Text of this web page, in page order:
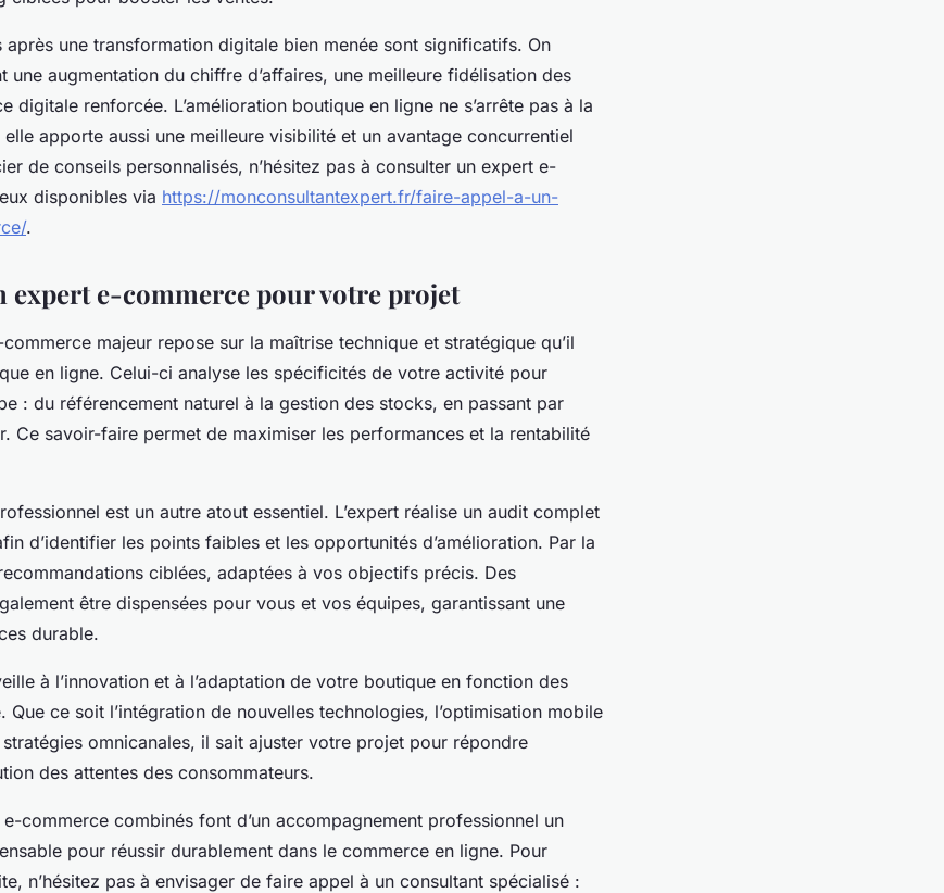
après une transformation digitale bien menée sont significatifs. On
une augmentation du chiffre d’affaires, une meilleure fidélisation des
digitale renforcée. L’amélioration boutique en ligne ne s’arrête pas à la
apporte aussi une meilleure visibilité et un avantage concurrentiel
de conseils personnalisés, n’hésitez pas à consulter un expert e-
disponibles via https://monconsultantexpert.fr/faire-appel-a-un-
.
expert e-commerce pour votre projet
majeur repose sur la maîtrise technique et stratégique qu’il
en ligne. Celui-ci analyse les spécificités de votre activité pour
: du référencement naturel à la gestion des stocks, en passant par
Ce savoir-faire permet de maximiser les performances et la rentabilité
est un autre atout essentiel. L’expert réalise un audit complet
d’identifier les points faibles et les opportunités d’amélioration. Par la
ciblées, adaptées à vos objectifs précis. Des
être dispensées pour vous et vos équipes, garantissant une
durable.
à l’innovation et à l’adaptation de votre boutique en fonction des
Que ce soit l’intégration de nouvelles technologies, l’optimisation mobile
omnicanales, il sait ajuster votre projet pour répondre
des attentes des consommateurs.
commerce combinés font d’un accompagnement professionnel un
pour réussir durablement dans le commerce en ligne. Pour
n’hésitez pas à envisager de faire appel à un consultant spécialisé :